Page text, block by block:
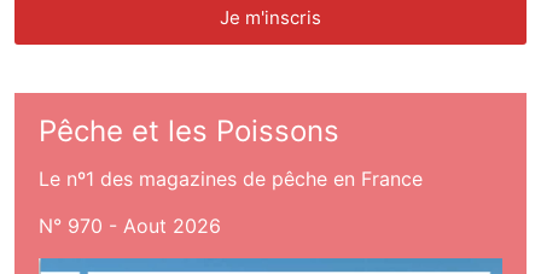
Pêche et les Poissons
Le nº1 des magazines de pêche en France
N° 970 - Aout 2026